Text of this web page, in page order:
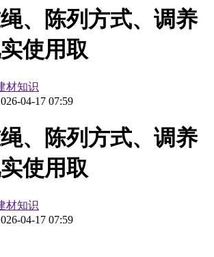
、陈列方式、调养
使用取
材知识
04-17 07:59
、陈列方式、调养
使用取
材知识
04-17 07:59